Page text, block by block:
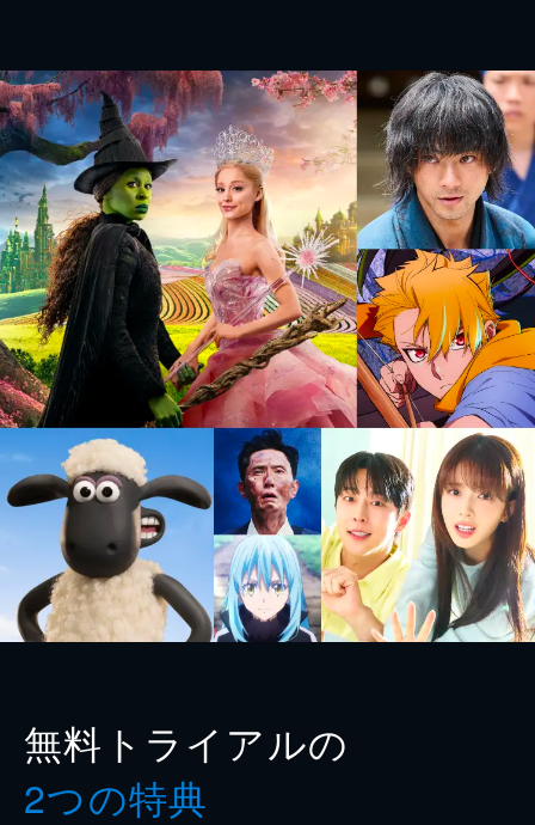
無料トライアルの
2つの特典